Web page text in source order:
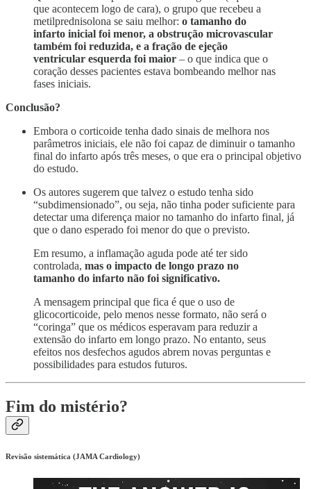
que acontecem logo de cara), o grupo que recebeu a
metilprednisolona se saiu melhor: o tamanho do
infarto inicial foi menor, a obstrução microvascular
também foi reduzida, e a fração de ejeção
ventricular esquerda foi maior – o que indica que o
coração desses pacientes estava bombeando melhor nas
fases iniciais.
Conclusão?
Embora o corticoide tenha dado sinais de melhora nos
parâmetros iniciais, ele não foi capaz de diminuir o tamanho
final do infarto após três meses, o que era o principal objetivo
do estudo.
Os autores sugerem que talvez o estudo tenha sido
“subdimensionado”, ou seja, não tinha poder suficiente para
detectar uma diferença maior no tamanho do infarto final, já
que o dano esperado foi menor do que o previsto.
Em resumo, a inflamação aguda pode até ter sido
controlada, mas o impacto de longo prazo no
tamanho do infarto não foi significativo.
A mensagem principal que fica é que o uso de
glicocorticoide, pelo menos nesse formato, não será o
“coringa” que os médicos esperavam para reduzir a
extensão do infarto em longo prazo. No entanto, seus
efeitos nos desfechos agudos abrem novas perguntas e
possibilidades para estudos futuros.
Fim do mistério?
Revisão sistemática (JAMA Cardiology)